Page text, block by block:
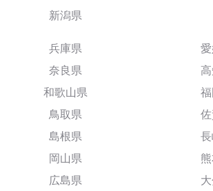
新潟県
兵庫県
奈良県
和歌山県
鳥取県
島根県
岡山県
広島県